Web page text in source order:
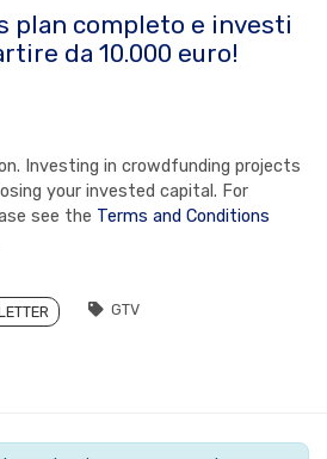
plan completo e investi
da 10.000 euro!
Investing in crowdfunding projects
your invested capital. For
see the Terms and Conditions
GTV